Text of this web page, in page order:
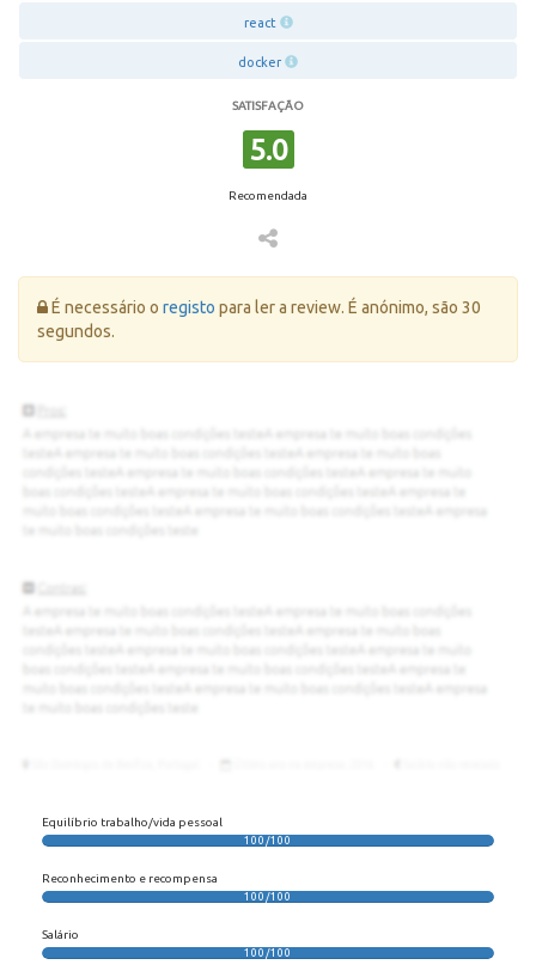
react
docker
SATISFAÇÃO
5.0
Recomendada
Erro:
É necessário o registo para ler a review. É anónimo, são 30
segundos.
Equilíbrio trabalho/vida pessoal
100/100
Reconhecimento e recompensa
100/100
Salário
100/100